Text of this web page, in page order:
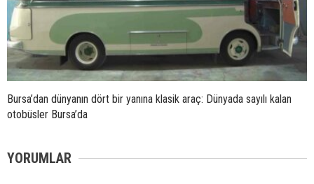
Bursa’dan dünyanın dört bir yanına klasik araç: Dünyada sayılı kalan
otobüsler Bursa’da
YORUMLAR